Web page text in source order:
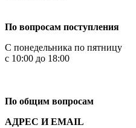
По вопросам поступления
С понедельника по пятницу
с 10:00 до 18:00
По общим вопросам
АДРЕС И EMAIL